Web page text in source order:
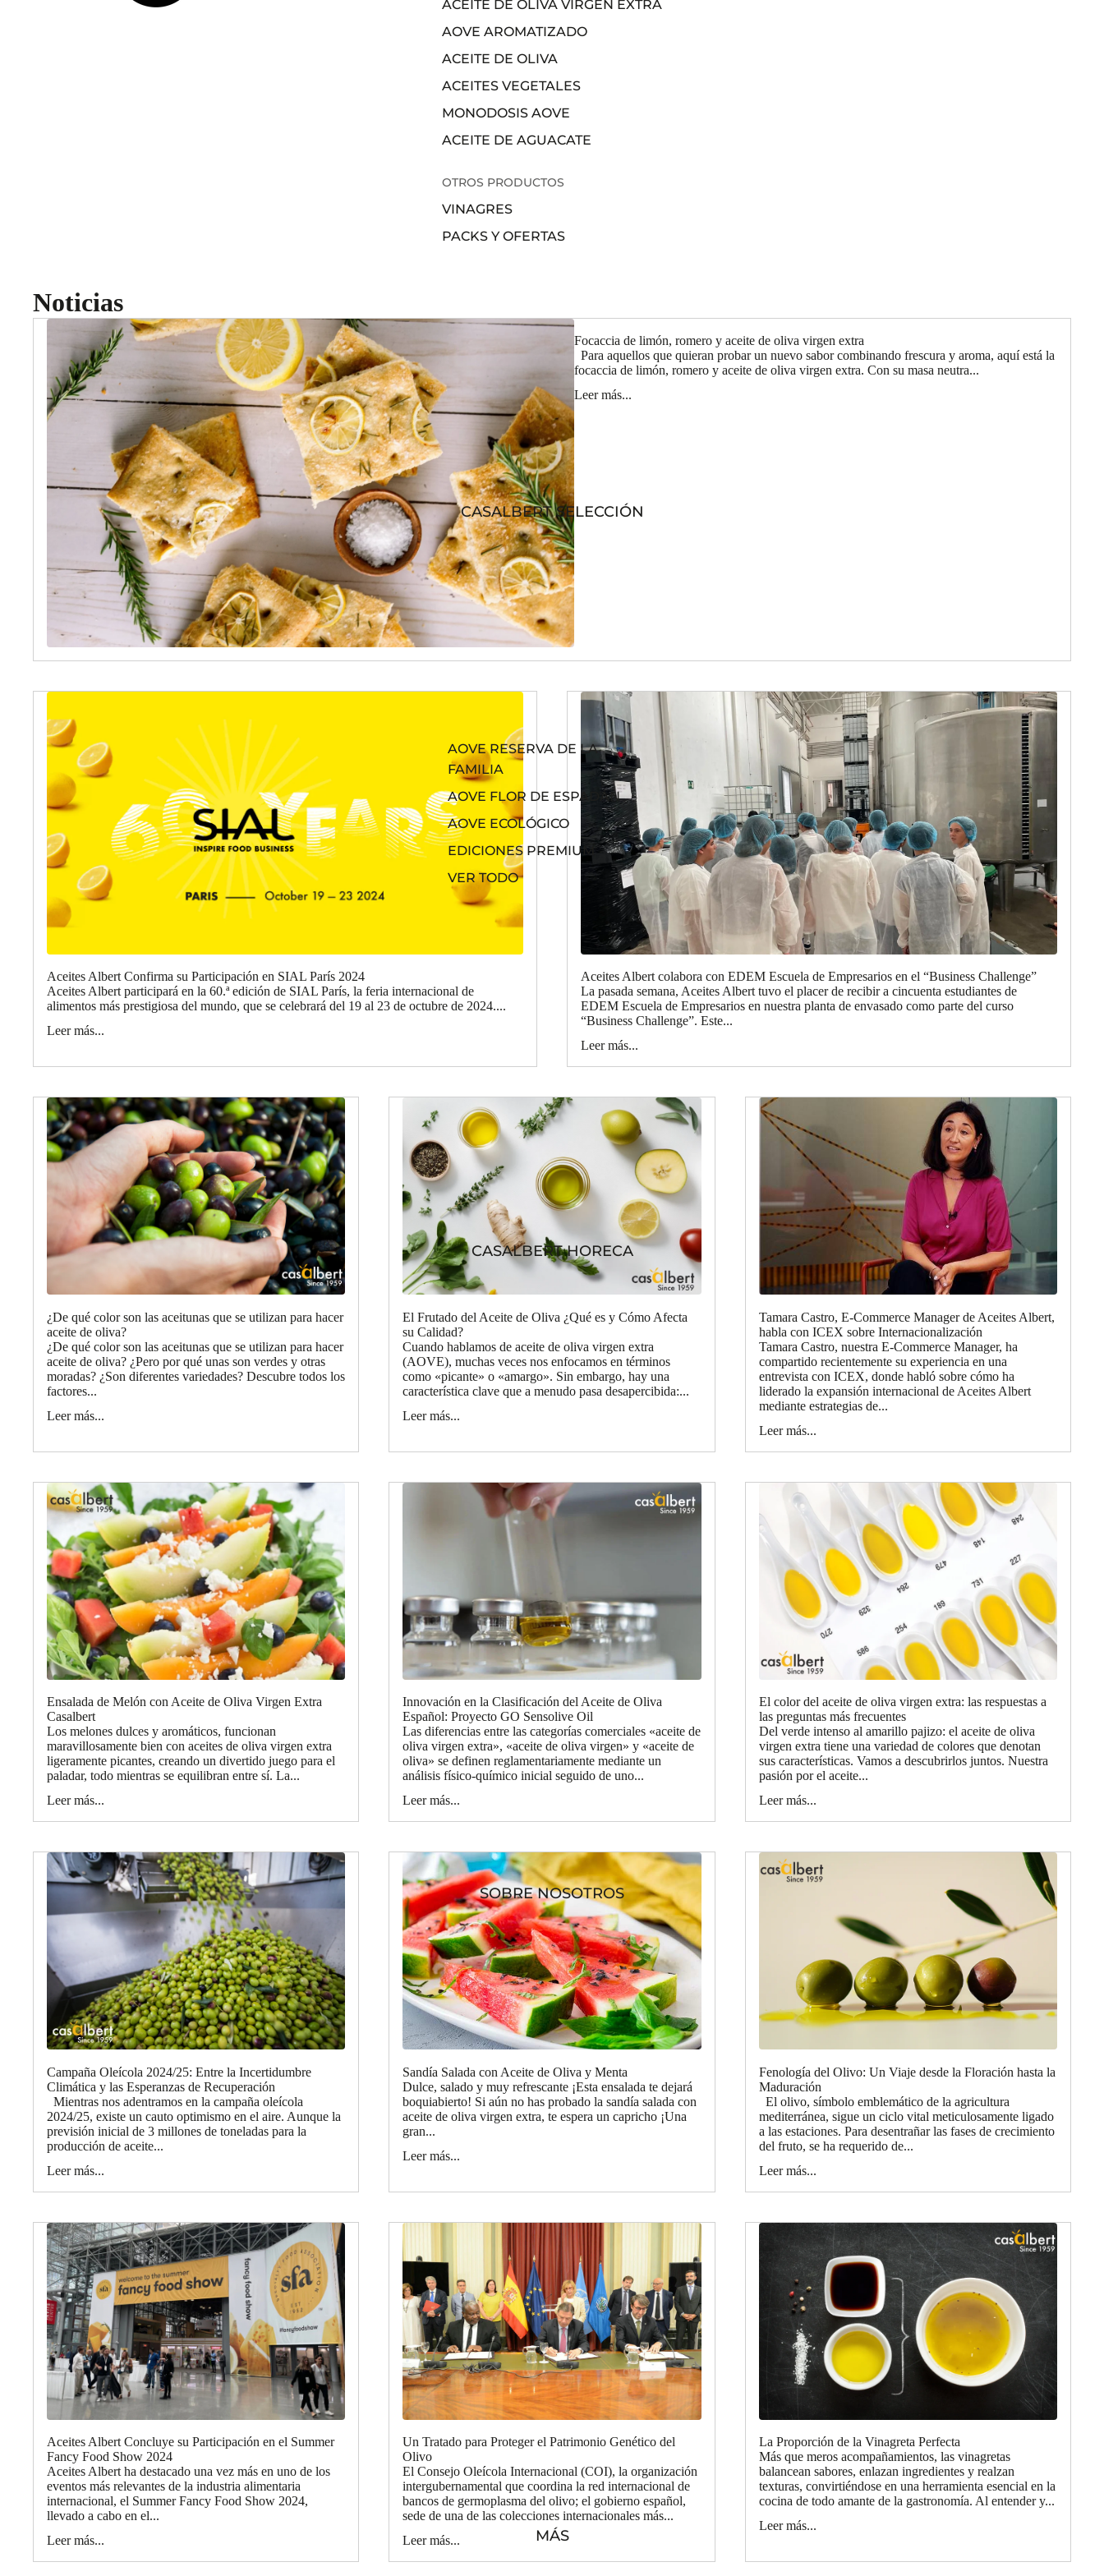
ACEITE DE OLIVA VIRGEN EXTRA
AOVE AROMATIZADO
ACEITE DE OLIVA
ACEITES VEGETALES
MONODOSIS AOVE
ACEITE DE AGUACATE
OTROS PRODUCTOS
VINAGRES
PACKS Y OFERTAS
CASALBERT SELECCIÓN
AOVE RESERVA DE LA
FAMILIA
AOVE FLOR DE ESPADÁN
AOVE ECOLÓGICO
EDICIONES PREMIUM
VER TODO
CASALBERT HORECA
SOBRE NOSOTROS
MÁS
Noticias
Focaccia de limón, romero y aceite de oliva virgen extra
Para aquellos que quieran probar un nuevo sabor combinando frescura y aroma, aquí está la
focaccia de limón, romero y aceite de oliva virgen extra. Con su masa neutra...
Leer más...
Aceites Albert Confirma su Participación en SIAL París 2024
Aceites Albert participará en la 60.ª edición de SIAL París, la feria internacional de
alimentos más prestigiosa del mundo, que se celebrará del 19 al 23 de octubre de 2024....
Leer más...
Aceites Albert colabora con EDEM Escuela de Empresarios en el “Business Challenge”
La pasada semana, Aceites Albert tuvo el placer de recibir a cincuenta estudiantes de
EDEM Escuela de Empresarios en nuestra planta de envasado como parte del curso
“Business Challenge”. Este...
Leer más...
¿De qué color son las aceitunas que se utilizan para hacer
aceite de oliva?
¿De qué color son las aceitunas que se utilizan para hacer
aceite de oliva? ¿Pero por qué unas son verdes y otras
moradas? ¿Son diferentes variedades? Descubre todos los
factores...
Leer más...
El Frutado del Aceite de Oliva ¿Qué es y Cómo Afecta
su Calidad?
Cuando hablamos de aceite de oliva virgen extra
(AOVE), muchas veces nos enfocamos en términos
como «picante» o «amargo». Sin embargo, hay una
característica clave que a menudo pasa desapercibida:...
Leer más...
Tamara Castro, E-Commerce Manager de Aceites Albert,
habla con ICEX sobre Internacionalización
Tamara Castro, nuestra E-Commerce Manager, ha
compartido recientemente su experiencia en una
entrevista con ICEX, donde habló sobre cómo ha
liderado la expansión internacional de Aceites Albert
mediante estrategias de...
Leer más...
Ensalada de Melón con Aceite de Oliva Virgen Extra
Casalbert
Los melones dulces y aromáticos, funcionan
maravillosamente bien con aceites de oliva virgen extra
ligeramente picantes, creando un divertido juego para el
paladar, todo mientras se equilibran entre sí. La...
Leer más...
Innovación en la Clasificación del Aceite de Oliva
Español: Proyecto GO Sensolive Oil
Las diferencias entre las categorías comerciales «aceite de
oliva virgen extra», «aceite de oliva virgen» y «aceite de
oliva» se definen reglamentariamente mediante un
análisis físico-químico inicial seguido de uno...
Leer más...
El color del aceite de oliva virgen extra: las respuestas a
las preguntas más frecuentes
Del verde intenso al amarillo pajizo: el aceite de oliva
virgen extra tiene una variedad de colores que denotan
sus características. Vamos a descubrirlos juntos. Nuestra
pasión por el aceite...
Leer más...
Campaña Oleícola 2024/25: Entre la Incertidumbre
Climática y las Esperanzas de Recuperación
Mientras nos adentramos en la campaña oleícola
2024/25, existe un cauto optimismo en el aire. Aunque la
previsión inicial de 3 millones de toneladas para la
producción de aceite...
Leer más...
Sandía Salada con Aceite de Oliva y Menta
Dulce, salado y muy refrescante ¡Esta ensalada te dejará
boquiabierto! Si aún no has probado la sandía salada con
aceite de oliva virgen extra, te espera un capricho ¡Una
gran...
Leer más...
Fenología del Olivo: Un Viaje desde la Floración hasta la
Maduración
El olivo, símbolo emblemático de la agricultura
mediterránea, sigue un ciclo vital meticulosamente ligado
a las estaciones. Para desentrañar las fases de crecimiento
del fruto, se ha requerido de...
Leer más...
Aceites Albert Concluye su Participación en el Summer
Fancy Food Show 2024
Aceites Albert ha destacado una vez más en uno de los
eventos más relevantes de la industria alimentaria
internacional, el Summer Fancy Food Show 2024,
llevado a cabo en el...
Leer más...
Un Tratado para Proteger el Patrimonio Genético del
Olivo
El Consejo Oleícola Internacional (COI), la organización
intergubernamental que coordina la red internacional de
bancos de germoplasma del olivo; el gobierno español,
sede de una de las colecciones internacionales más...
Leer más...
La Proporción de la Vinagreta Perfecta
Más que meros acompañamientos, las vinagretas
balancean sabores, enlazan ingredientes y realzan
texturas, convirtiéndose en una herramienta esencial en la
cocina de todo amante de la gastronomía. Al entender y...
Leer más...